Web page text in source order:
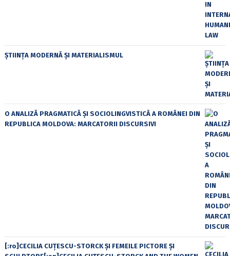
ȘTIINȚA MODERNĂ ȘI MATERIALISMUL
O ANALIZĂ PRAGMATICĂ ȘI SOCIOLINGVISTICĂ A ROMÂNEI DIN
REPUBLICA MOLDOVA: MARCATORII DISCURSIVI
[:ro]CECILIA CUŢESCU-STORCK ŞI FEMEILE PICTORE ŞI